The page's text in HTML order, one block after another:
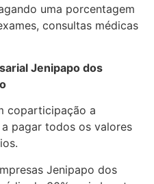
uma porcentagem
consultas médicas
Jenipapo dos
coparticipação a
pagar todos os valores
Jenipapo dos